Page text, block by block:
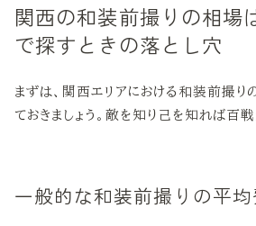
関西の和装前撮りの相場
で探すときの落とし穴
まずは、関西エリアにおける和装前撮
ておきましょう。敵を知り己を知れば百戦
一般的な和装前撮りの平均